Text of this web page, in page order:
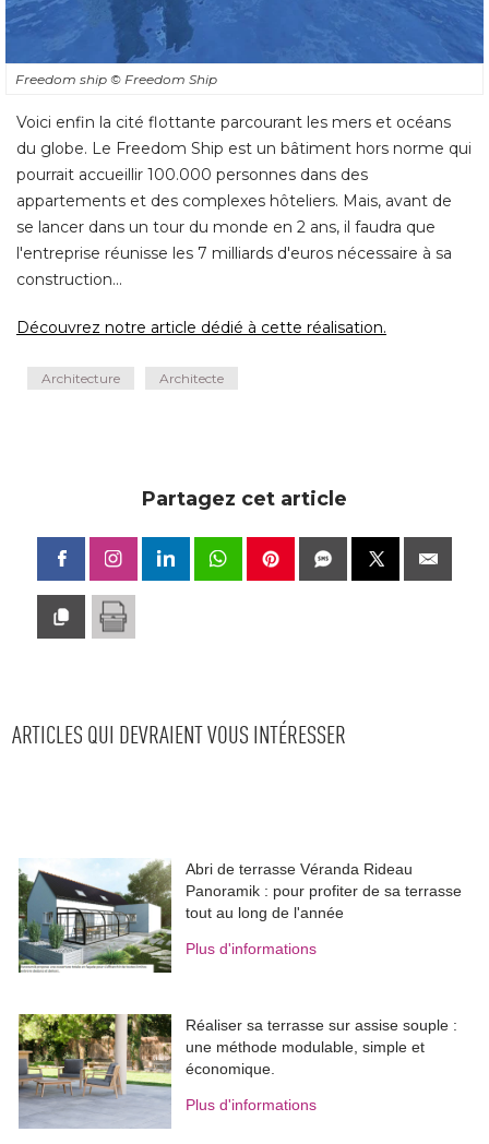
Freedom ship © Freedom Ship
Voici enfin la cité flottante parcourant les mers et océans
du globe. Le Freedom Ship est un bâtiment hors norme qui
pourrait accueillir 100.000 personnes dans des
appartements et des complexes hôteliers. Mais, avant de
se lancer dans un tour du monde en 2 ans, il faudra que
l'entreprise réunisse les 7 milliards d'euros nécessaire à sa
construction...
Découvrez notre article dédié à cette réalisation.
Architecture Architecte
Partagez cet article
ARTICLES QUI DEVRAIENT VOUS INTÉRESSER
Abri de terrasse Véranda Rideau
Panoramik : pour profiter de sa terrasse
tout au long de l'année
Plus d'informations
Réaliser sa terrasse sur assise souple :
une méthode modulable, simple et
économique.
Plus d'informations